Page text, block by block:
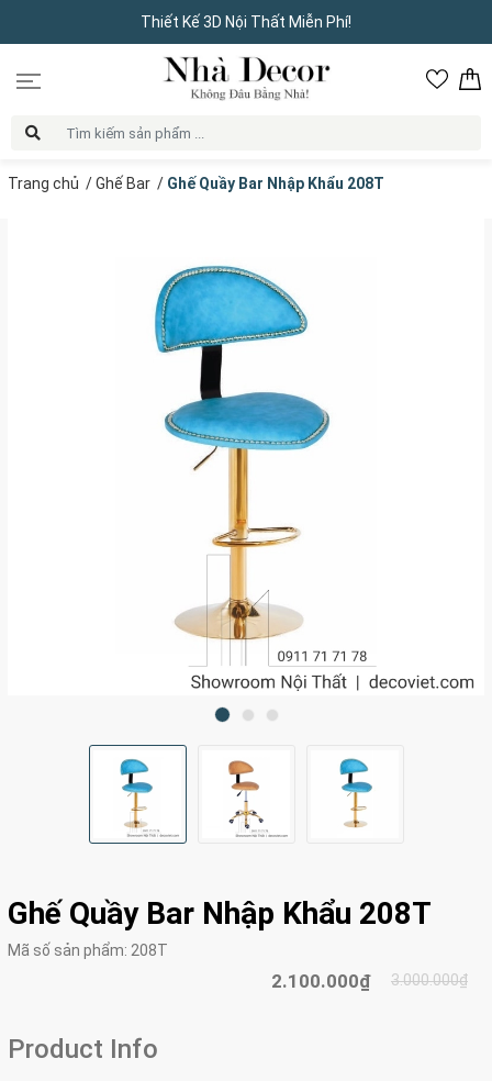
Thiết Kế 3D Nội Thất Miễn Phí!
Trang chủ /Ghế Bar / Ghế Quầy Bar Nhập Khẩu 208T
Ghế Quầy Bar Nhập Khẩu 208T
Mã số sản phẩm: 208T
2.100.000₫ 3.000.000₫
Product Info